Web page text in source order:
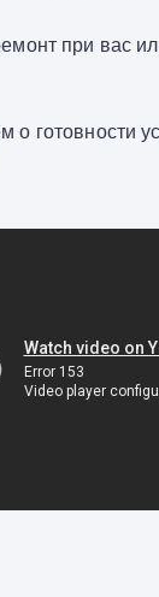
при вас
о готовности